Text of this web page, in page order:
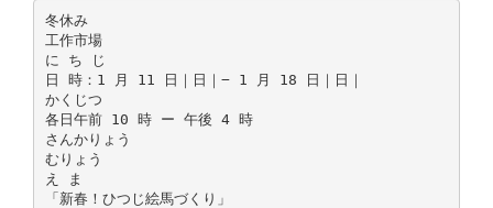
冬休み
工作市場
に ち じ
日 時：1 月 11 日｜日｜− 1 月 18 日｜日｜
かくじつ
各日午前 10 時 ー 午後 4 時
さんかりょう
むりょう
え ま
「新春！ひつじ絵馬づくり」